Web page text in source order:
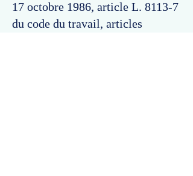
17 octobre 1986, article L. 8113-7
du code du travail, articles